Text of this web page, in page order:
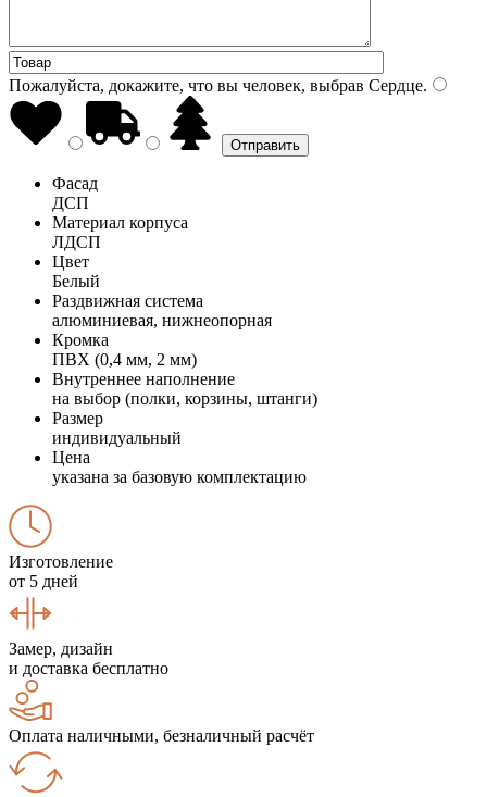
Пожалуйста, докажите, что вы человек, выбрав Сердце.
Фасад
ДСП
Материал корпуса
ЛДСП
Цвет
Белый
Раздвижная система
алюминиевая, нижнеопорная
Кромка
ПВХ (0,4 мм, 2 мм)
Внутреннее наполнение
на выбор (полки, корзины, штанги)
Размер
индивидуальный
Цена
указана за базовую комплектацию
Изготовление
от 5 дней
Замер, дизайн
и доставка бесплатно
Оплата наличными, безналичный расчёт